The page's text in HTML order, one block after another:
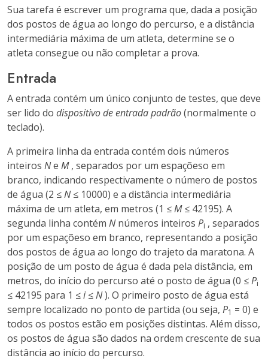
Sua tarefa é escrever um programa que, dada a posição
dos postos de água ao longo do percurso, e a distância
intermediária máxima de um atleta, determine se o
atleta consegue ou não completar a prova.
Entrada
A entrada contém um único conjunto de testes, que deve
ser lido do dispositivo de entrada padrão(normalmente o
teclado).
A primeira linha da entrada contém dois números
inteiros Ne M, separados por um espaçõeso em
branco, indicando respectivamente o número de postos
de água (2 ≤N≤ 10000) e a distância intermediária
máxima de um atleta, em metros (1 ≤M≤ 42195). A
segunda linha contém Nnúmeros inteiros Pi , separados
por um espaçõeso em branco, representando a posição
dos postos de água ao longo do trajeto da maratona. A
posição de um posto de água é dada pela distância, em
metros, do início do percurso até o posto de água (0 ≤Pi
≤ 42195 para 1 ≤i≤N). O primeiro posto de água está
sempre localizado no ponto de partida (ou seja, P1 = 0) e
todos os postos estão em posições distintas. Além disso,
os postos de água são dados na ordem crescente de sua
distância ao início do percurso.